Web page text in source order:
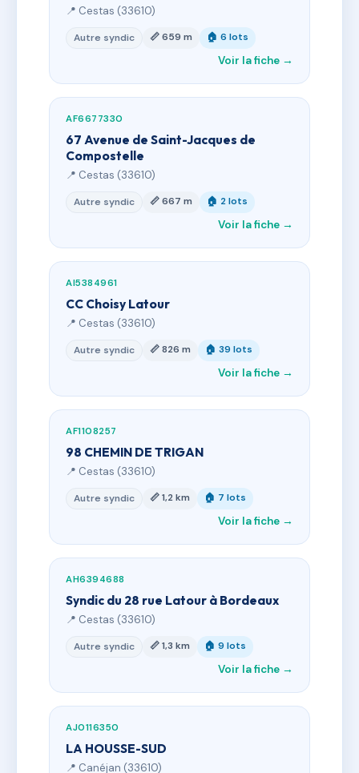
📍 Cestas (33610)
Autre syndic 📏 659 m 🏠 6 lots
Voir la fiche →
AF6677330
67 Avenue de Saint-Jacques de
Compostelle
📍 Cestas (33610)
Autre syndic 📏 667 m 🏠 2 lots
Voir la fiche →
AI5384961
CC Choisy Latour
📍 Cestas (33610)
Autre syndic 📏 826 m 🏠 39 lots
Voir la fiche →
AF1108257
98 CHEMIN DE TRIGAN
📍 Cestas (33610)
Autre syndic 📏 1,2 km 🏠 7 lots
Voir la fiche →
AH6394688
Syndic du 28 rue Latour à Bordeaux
📍 Cestas (33610)
Autre syndic 📏 1,3 km 🏠 9 lots
Voir la fiche →
AJ0116350
LA HOUSSE-SUD
📍 Canéjan (33610)